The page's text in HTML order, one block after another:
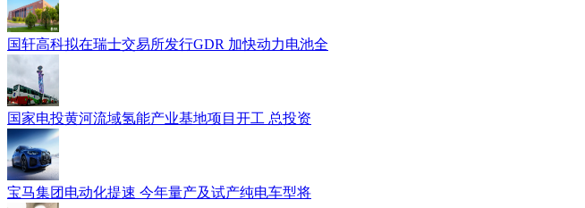
国轩高科拟在瑞士交易所发行GDR 加快动力电池全
国家电投黄河流域氢能产业基地项目开工 总投资
宝马集团电动化提速 今年量产及试产纯电车型将